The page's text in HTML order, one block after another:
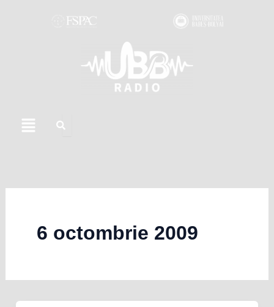
Menu
6 octombrie 2009